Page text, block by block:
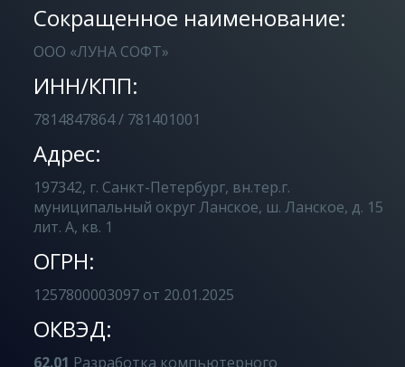
Сокращенное наименование:
ООО «ЛУНА СОФТ»
ИНН/КПП:
7814847864 / 781401001
Адрес:
197342, г. Санкт-Петербург, вн.тер.г.
муниципальный округ Ланское, ш. Ланское, д. 15
лит. А, кв. 1
ОГРН:
1257800003097 от 20.01.2025
ОКВЭД:
62.01 Разработка компьютерного